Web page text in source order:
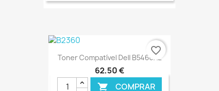
€ ONLINE
Toner Compatível Dell B5460XL
62,50 €
 COMPRAR
favorite_border